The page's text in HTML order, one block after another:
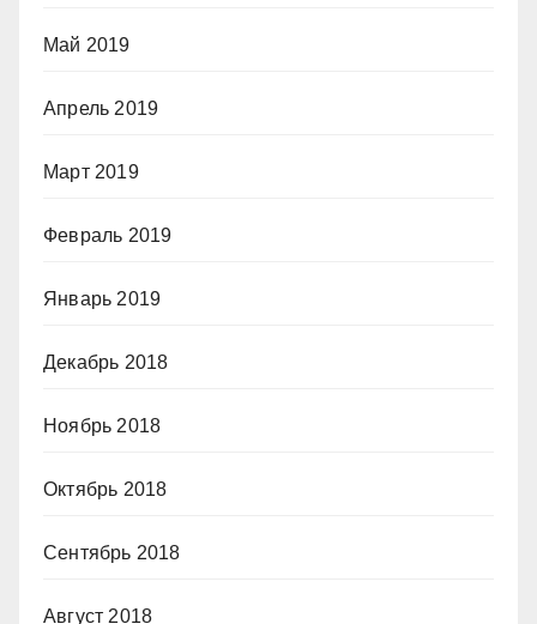
Май 2019
Апрель 2019
Март 2019
Февраль 2019
Январь 2019
Декабрь 2018
Ноябрь 2018
Октябрь 2018
Сентябрь 2018
Август 2018